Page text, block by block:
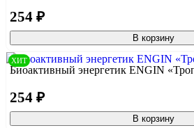
254 ₽
В корзину
ХИТ
Биоактивный энергетик ENGIN
254 ₽
В корзину